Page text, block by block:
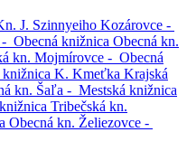
J. Szinnyeiho Kozárovce -
Obecná knižnica Obecná kn.
kn. Mojmírovce - Obecná
knižnica K. Kmeťka Krajská
kn. Šaľa - Mestská knižnica
Tribečská kn.
Obecná kn. Želiezovce -